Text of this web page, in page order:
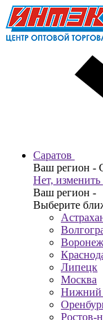
Саратов
Ваш регион -
Нет, изменить
Ваш регион -
Выберите
Воронеж
Липецк
Москва
Нижний
Ростов-